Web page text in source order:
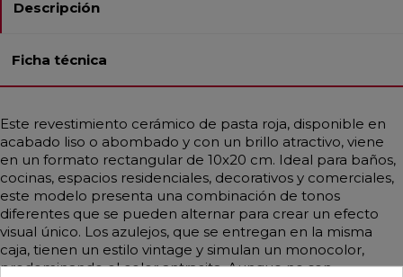
Descripción
Ficha técnica
Este revestimiento cerámico de pasta roja, disponible en
acabado liso o abombado y con un brillo atractivo, viene
en un formato rectangular de 10x20 cm. Ideal para baños,
cocinas, espacios residenciales, decorativos y comerciales,
este modelo presenta una combinación de tonos
diferentes que se pueden alternar para crear un efecto
visual único. Los azulejos, que se entregan en la misma
caja, tienen un estilo vintage y simulan un monocolor,
predominando el color antracita. Aunque no son